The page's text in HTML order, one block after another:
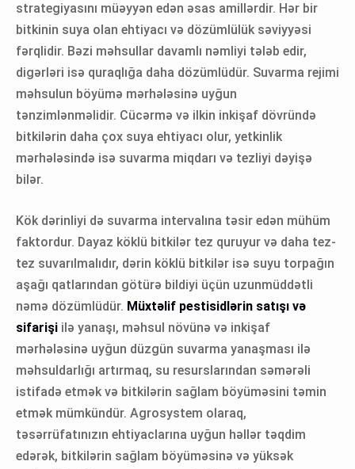
strategiyasını müəyyən edən əsas amillərdir. Hər bir
bitkinin suya olan ehtiyacı və dözümlülük səviyyəsi
fərqlidir. Bəzi məhsullar davamlı nəmliyi tələb edir,
digərləri isə quraqlığa daha dözümlüdür. Suvarma rejimi
məhsulun böyümə mərhələsinə uyğun
tənzimlənməlidir. Cücərmə və ilkin inkişaf dövründə
bitkilərin daha çox suya ehtiyacı olur, yetkinlik
mərhələsində isə suvarma miqdarı və tezliyi dəyişə
bilər.
Kök dərinliyi də suvarma intervalına təsir edən mühüm
faktordur. Dayaz köklü bitkilər tez quruyur və daha tez-
tez suvarılmalıdır, dərin köklü bitkilər isə suyu torpağın
aşağı qatlarından götürə bildiyi üçün uzunmüddətli
nəmə dözümlüdür. Müxtəlif pestisidlərin satışı və
sifarişi ilə yanaşı, məhsul növünə və inkişaf
mərhələsinə uyğun düzgün suvarma yanaşması ilə
məhsuldarlığı artırmaq, su resurslarından səmərəli
istifadə etmək və bitkilərin sağlam böyüməsini təmin
etmək mümkündür. Agrosystem olaraq,
təsərrüfatınızın ehtiyaclarına uyğun həllər təqdim
edərək, bitkilərin sağlam böyüməsinə və yüksək